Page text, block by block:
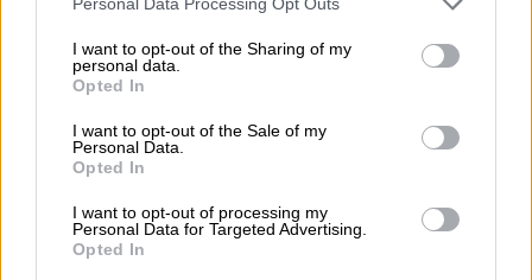
not limited to your visit or usage behaviour. You may click to
grant or deny consent to Google and its third-party tags to
use your data for below specified purposes in below Google
consent section.
I want to opt-out of the Sharing of my
personal data.
Opted In
I want to opt-out of the Sale of my
Personal Data.
Opted In
I want to opt-out of processing my
Personal Data for Targeted Advertising.
Opted In
Κόσμος|12.06.2020 19:23
Η Τουρκία… εγκαθίσταται με 2
στρατιωτικές βάσεις στη Λιβύη
Παράλληλα, ξεκινά προετοιμασίες για